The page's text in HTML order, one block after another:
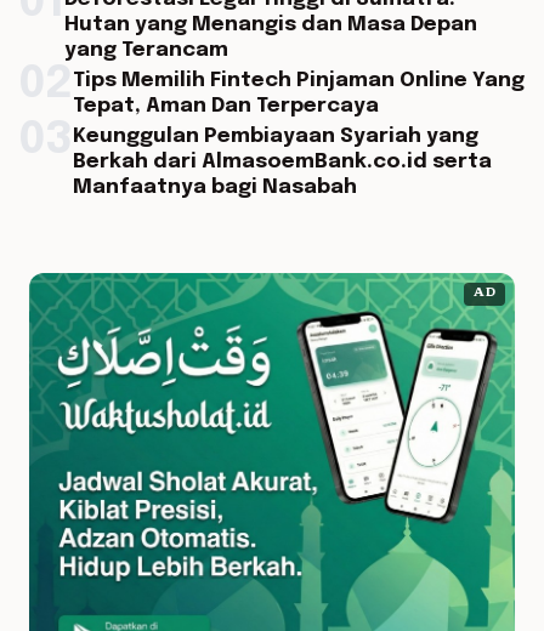
Hutan yang Menangis dan Masa Depan
yang Terancam
Tips Memilih Fintech Pinjaman Online Yang
Tepat, Aman Dan Terpercaya
Keunggulan Pembiayaan Syariah yang
Berkah dari AlmasoemBank.co.id serta
Manfaatnya bagi Nasabah
AD